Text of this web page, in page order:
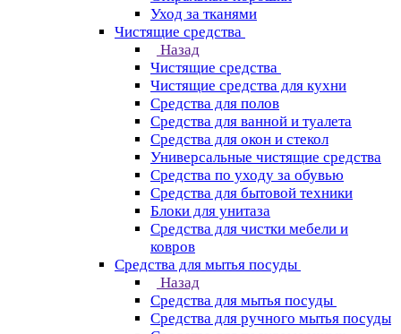
Уход за тканями
Чистящие средства
Назад
Чистящие средства
Чистящие средства для кухни
Средства для полов
Средства для ванной и туалета
Средства для окон и стекол
Универсальные чистящие средства
Средства по уходу за обувью
Средства для бытовой техники
Блоки для унитаза
Средства для чистки мебели и
ковров
Средства для мытья посуды
Назад
Средства для мытья посуды
Средства для ручного мытья посуды